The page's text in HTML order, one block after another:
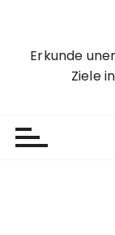
Erkunde
Ziele